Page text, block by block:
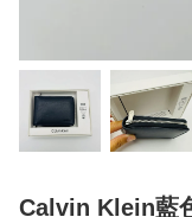
Calvin Klein藍